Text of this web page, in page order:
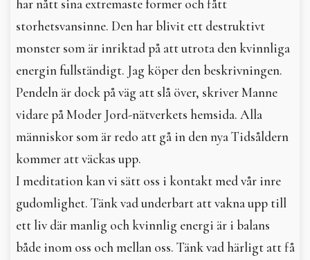
har nått sina extremaste former och fått
storhetsvansinne. Den har blivit ett destruktivt
monster som är inriktad på att utrota den kvinnliga
energin fullständigt. Jag köper den beskrivningen.
Pendeln är dock på väg att slå över, skriver Manne
vidare på Moder Jord-nätverkets hemsida. Alla
människor som är redo att gå in den nya Tidsåldern
kommer att väckas upp.
I meditation kan vi sätt oss i kontakt med vår inre
gudomlighet. Tänk vad underbart att vakna upp till
ett liv där manlig och kvinnlig energi är i balans
både inom oss och mellan oss. Tänk vad härligt att få